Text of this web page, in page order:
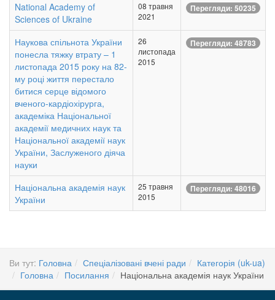
National Academy of
Sciences of Ukraine
08 травня
2021
Перегляди: 50235
Наукова спільнота України
понесла тяжку втрату – 1
листопада 2015 року на 82-
му році життя перестало
битися серце відомого
вченого-кардіохірурга,
академіка Національної
академії медичних наук та
Національної академії наук
України, Заслуженого діяча
науки
26
листопада
2015
Перегляди: 48783
Національна академія наук
України
25 травня
2015
Перегляди: 48016
Ви тут: Головна Спеціалізовані вчені ради
Категорія (uk-ua)
Головна
Посилання Національна академія наук України